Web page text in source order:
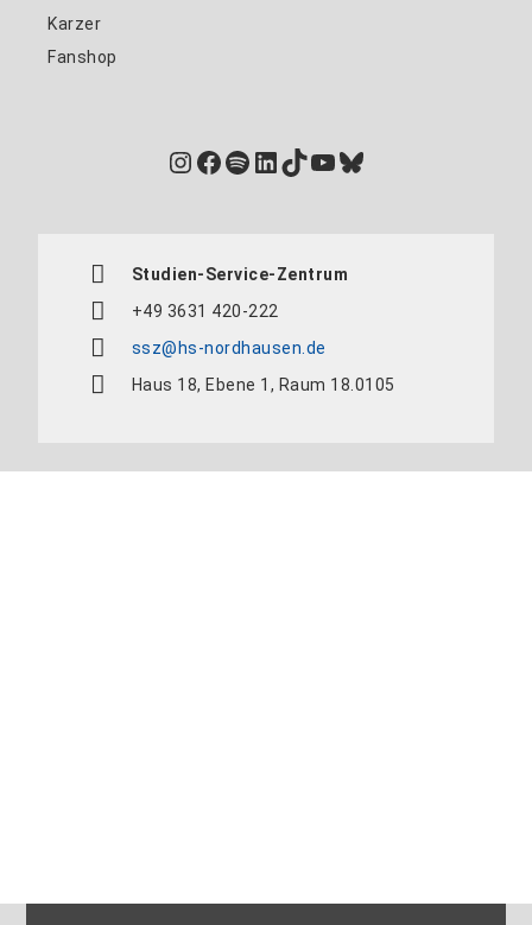
Karzer
Fanshop
Instagram
Facebook
Spotify
LinkedIn
TikTok
YouTube
Bluesky
Studien-Service-Zentrum
+49 3631 420-222
ssz@hs-nordhausen.de
Haus 18, Ebene 1, Raum 18.0105